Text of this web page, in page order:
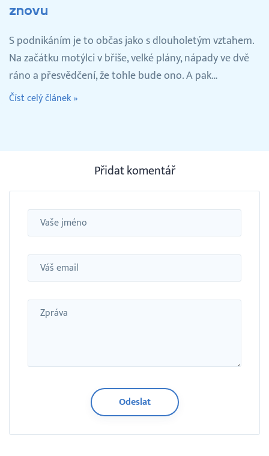
znovu
S podnikáním je to občas jako s dlouholetým vztahem.
Na začátku motýlci v břiše, velké plány, nápady ve dvě
ráno a přesvědčení, že tohle bude ono. A pak…
Číst celý článek »
Přidat komentář
Jméno
Email
Zpráva